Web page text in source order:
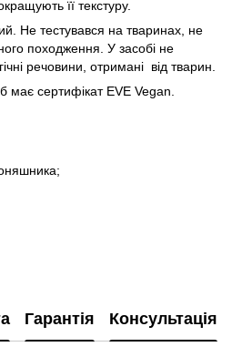
її текстуру.
Не тестувався на тваринах, не
походження. У засобі не
речовини, отримані від тварин.
має сертифікат EVE Vegan.
Гарантія Консультація